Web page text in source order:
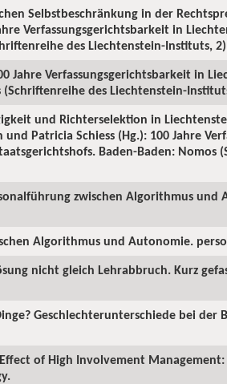
Selbstbeschränkung in der
Verfassungsgerichtsbarkeit in
des Liechtenstein-Instituts,
Jahre Verfassungsgerichtsbarkeit in
des Liechtenstein-
und Richterselektion in
Patricia Schiess (Hg.): 100 Jahre
Baden-Baden: Nomos
zwischen Algorithmus und
Algorithmus und Autonomie.
nicht gleich Lehrabbruch. Kurz
Geschlechterunterschiede bei der
of High Involvement Management: